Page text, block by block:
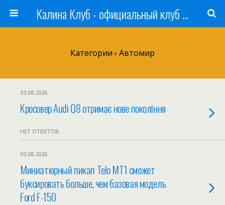
Калина Клуб - официальный клуб ЛАДА
Категории › Автомир
03.08.2026
Кросовер Audi Q8 отримає нове покоління
НЕТ ОТВЕТОВ
03.08.2026
Миниатюрный пикап Telo MT1 сможет
буксировать больше, чем базовая модель
Ford F-150